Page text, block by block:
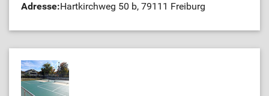
Adresse:Hartkirchweg 50 b, 79111 Freiburg